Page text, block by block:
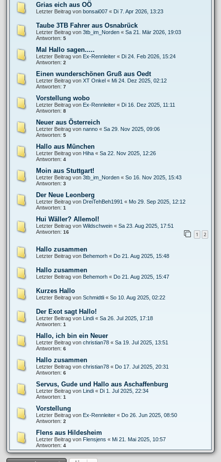
Grias eich aus OÖ
Letzter Beitrag von bonsai007 « Di 7. Apr 2026, 13:23
Taube 3TB Fahrer aus Osnabrück
Letzter Beitrag von 3tb_im_Norden « Sa 21. Mär 2026, 19:03
Antworten: 5
Mal Hallo sagen.....
Letzter Beitrag von Ex-Rennleiter « Di 24. Feb 2026, 15:24
Antworten: 2
Einen wunderschönen Gruß aus Oedt
Letzter Beitrag von XT Onkel « Mi 24. Dez 2025, 02:12
Antworten: 7
Vorstellung wobo
Letzter Beitrag von Ex-Rennleiter « Di 16. Dez 2025, 11:11
Antworten: 8
Neuer aus Österreich
Letzter Beitrag von nanno « Sa 29. Nov 2025, 09:06
Antworten: 5
Hallo aus München
Letzter Beitrag von Hiha « Sa 22. Nov 2025, 12:26
Antworten: 4
Moin aus Stuttgart!
Letzter Beitrag von 3tb_im_Norden « So 16. Nov 2025, 15:43
Antworten: 3
Der Neue Leonberg
Letzter Beitrag von DreiTehBeh1991 « Mo 29. Sep 2025, 12:12
Antworten: 1
Hui Wäller? Allemol!
Letzter Beitrag von Wildschwein « Sa 23. Aug 2025, 17:51
Antworten: 16 1 2
Hallo zusammen
Letzter Beitrag von Behemorh « Do 21. Aug 2025, 15:48
Hallo zusammen
Letzter Beitrag von Behemorh « Do 21. Aug 2025, 15:47
Kurzes Hallo
Letzter Beitrag von Schmidtli « So 10. Aug 2025, 02:22
Der Exot sagt Hallo!
Letzter Beitrag von Lindi « Sa 26. Jul 2025, 17:18
Antworten: 1
Hallo, ich bin ein Neuer
Letzter Beitrag von christian78 « Sa 19. Jul 2025, 13:51
Antworten: 6
Hallo zusammen
Letzter Beitrag von christian78 « Do 17. Jul 2025, 20:31
Antworten: 6
Servus, Gude und Hallo aus Aschaffenburg
Letzter Beitrag von Lindi « Di 1. Jul 2025, 22:34
Antworten: 1
Vorstellung
Letzter Beitrag von Ex-Rennleiter « Do 26. Jun 2025, 08:50
Antworten: 2
Flens aus Hildesheim
Letzter Beitrag von Flensjens « Mi 21. Mai 2025, 10:57
Antworten: 4